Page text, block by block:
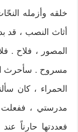
خلقه وأزمله
أثاث النصب ، قد
المصور ، فلاح .
مسروح . سأحرث
الحمراء ، كان
مدرستي ،
فعددتها حارناً